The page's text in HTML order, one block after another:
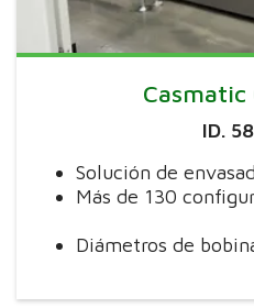
Casmatic
ID.
Solución de
Más de 130
Diámetros de